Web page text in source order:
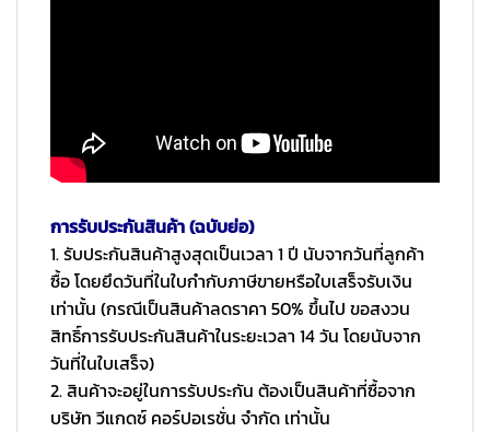
การรับประกันสินค้า (ฉบับย่อ)
1. รับประกันสินค้าสูงสุดเป็นเวลา 1 ปี นับจากวันที่ลูกค้า
ซื้อ โดยยึดวันที่ในใบกำกับภาษีขายหรือใบเสร็จรับเงิน
เท่านั้น (กรณีเป็นสินค้าลดราคา 50% ขึ้นไป ขอสงวน
สิทธิ์การรับประกันสินค้าในระยะเวลา 14 วัน โดยนับจาก
วันที่ในใบเสร็จ)
2. สินค้าจะอยู่ในการรับประกัน ต้องเป็นสินค้าที่ซื้อจาก
บริษัท วีแกดซ์ คอร์ปอเรชั่น จำกัด เท่านั้น